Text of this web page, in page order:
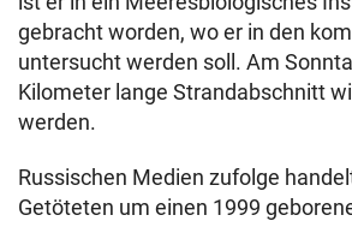
gebracht worden, wo er in den
untersucht werden soll. Am
Kilometer lange Strandabschnitt
werden.
Russischen Medien zufolge
Getöteten um einen 1999